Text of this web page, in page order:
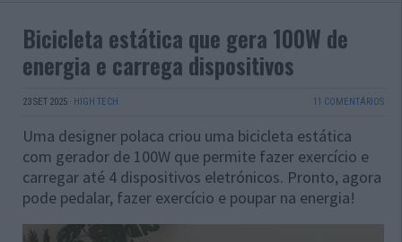
Bicicleta estática que gera 100W de
energia e carrega dispositivos
23 SET 2025 · HIGH TECH 11 COMENTÁRIOS
Uma designer polaca criou uma bicicleta estática
com gerador de 100W que permite fazer exercício e
carregar até 4 dispositivos eletrónicos. Pronto, agora
pode pedalar, fazer exercício e poupar na energia!